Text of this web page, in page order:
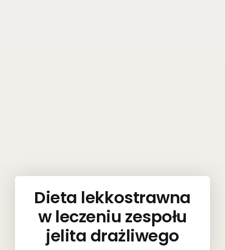
Dieta lekkostrawna
w leczeniu zespołu
jelita drażliwego